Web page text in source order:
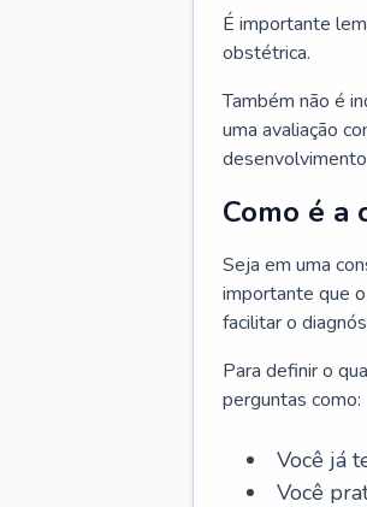
É importante
obstétrica.
Também não é
uma avaliação
Como é a
Seja em uma
importante que
facilitar o
Para definir o
perguntas como:
Você já
Você